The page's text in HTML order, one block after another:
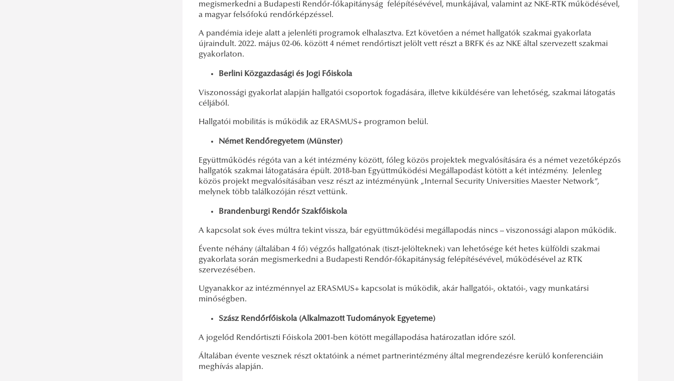
megismerkedni a Budapesti Rendőr-főkapitányság felépítésévével, munkájával, valamint az NKE-RTK működésével,
a magyar felsőfokú rendőrképzéssel.
A pandémia ideje alatt a jelenléti programok elhalasztva. Ezt követően a német hallgatók szakmai gyakorlata
újraindult. 2022. május 02-06. között 4 német rendőrtiszt jelölt vett részt a BRFK és az NKE által szervezett szakmai
gyakorlaton.
Berlini Közgazdasági és Jogi Főiskola
Viszonossági gyakorlat alapján hallgatói csoportok fogadására, illetve kiküldésére van lehetőség, szakmai látogatás
céljából.
Hallgatói mobilitás is működik az ERASMUS+ programon belül.
Német Rendőregyetem (Münster)
Együttműködés régóta van a két intézmény között, főleg közös projektek megvalósítására és a német vezetőképzős
hallgatók szakmai látogatására épült. 2018-ban Együttműködési Megállapodást kötött a két intézmény. Jelenleg
közös projekt megvalósításában vesz részt az intézményünk „Internal Security Universities Maester Network”,
melynek több találkozóján részt vettünk.
Brandenburgi Rendőr Szakfőiskola
A kapcsolat sok éves múltra tekint vissza, bár együttműködési megállapodás nincs – viszonossági alapon működik.
Évente néhány (általában 4 fő) végzős hallgatónak (tiszt-jelölteknek) van lehetősége két hetes külföldi szakmai
gyakorlata során megismerkedni a Budapesti Rendőr-főkapitányság felépítésévével, működésével az RTK
szervezésében.
Ugyanakkor az intézménnyel az ERASMUS+ kapcsolat is működik, akár hallgatói-, oktatói-, vagy munkatársi
minőségben.
Szász Rendőrfőiskola (Alkalmazott Tudományok Egyeteme)
A jogelőd Rendőrtiszti Főiskola 2001-ben kötött megállapodása határozatlan időre szól.
Általában évente vesznek részt oktatóink a német partnerintézmény által megrendezésre kerülő konferenciáin
meghívás alapján.